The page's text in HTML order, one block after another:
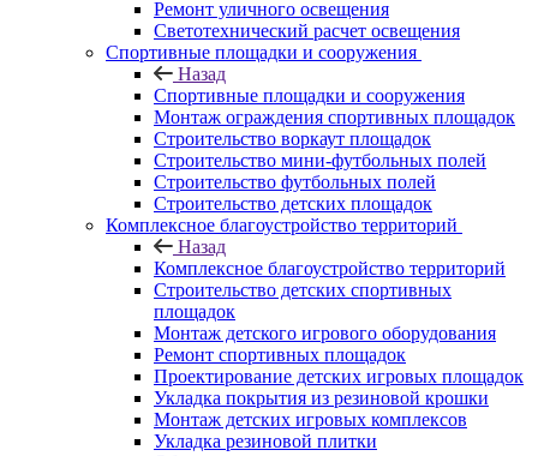
Ремонт уличного освещения
Светотехнический расчет освещения
Спортивные площадки и сооружения
Назад
Спортивные площадки и сооружения
Монтаж ограждения спортивных площадок
Строительство воркаут площадок
Строительство мини-футбольных полей
Строительство футбольных полей
Строительство детских площадок
Комплексное благоустройство территорий
Назад
Комплексное благоустройство территорий
Строительство детских спортивных
площадок
Монтаж детского игрового оборудования
Ремонт спортивных площадок
Проектирование детских игровых площадок
Укладка покрытия из резиновой крошки
Монтаж детских игровых комплексов
Укладка резиновой плитки